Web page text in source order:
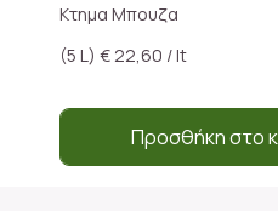
Κτημα Μπουζα
(5 L) € 22,60 / lt
Προσθήκη στο